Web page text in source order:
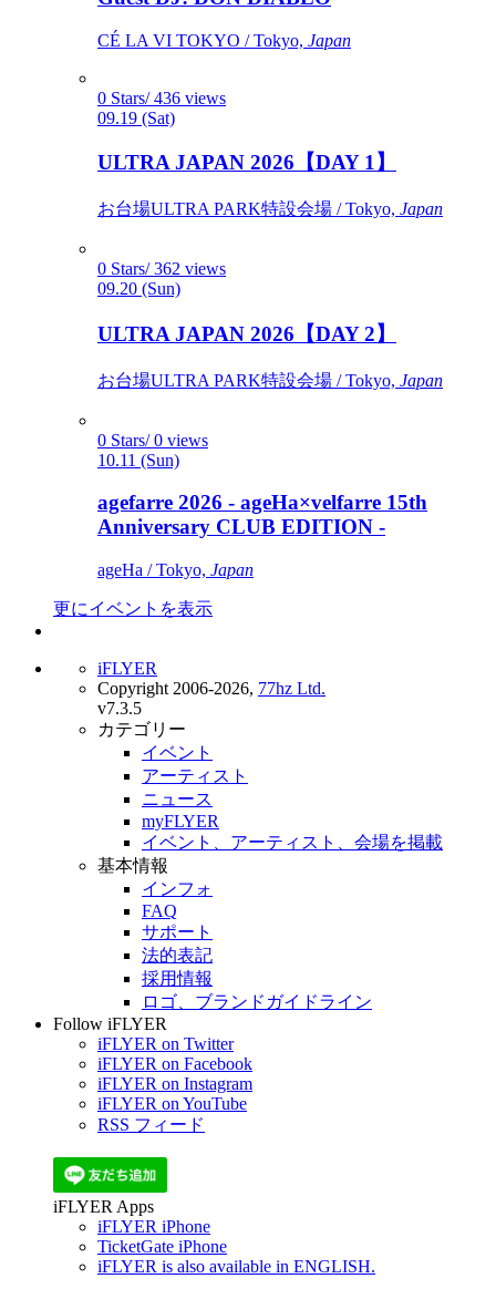
CÉ LA VI TOKYO / Tokyo, Japan
0 Stars/ 436 views
09.19 (Sat)
ULTRA JAPAN 2026【DAY 1】
お台場ULTRA PARK特設会場 / Tokyo, Japan
0 Stars/ 362 views
09.20 (Sun)
ULTRA JAPAN 2026【DAY 2】
お台場ULTRA PARK特設会場 / Tokyo, Japan
0 Stars/ 0 views
10.11 (Sun)
agefarre 2026 - ageHa×velfarre 15th
Anniversary CLUB EDITION -
ageHa / Tokyo, Japan
更にイベントを表示
iFLYER
Copyright 2006-2026, 77hz Ltd.
v7.3.5
カテゴリー
イベント
アーティスト
ニュース
myFLYER
イベント、アーティスト、会場を掲載
基本情報
インフォ
FAQ
サポート
法的表記
採用情報
ロゴ、ブランドガイドライン
Follow iFLYER
iFLYER on Twitter
iFLYER on Facebook
iFLYER on Instagram
iFLYER on YouTube
RSS フィード
iFLYER Apps
iFLYER iPhone
TicketGate iPhone
iFLYER is also available in ENGLISH.